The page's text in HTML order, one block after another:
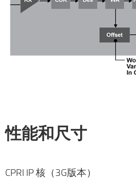
性能和尺寸
CPRI IP 核（3G版本）